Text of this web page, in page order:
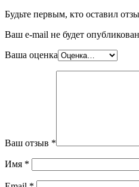
Будьте первым, кто оставил
Ваш e-mail не будет
Ваша оценка
Ваш отзыв *
Имя *